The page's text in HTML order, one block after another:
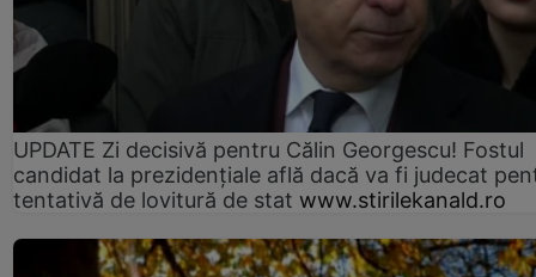
UPDATE Zi decisivă pentru Călin Georgescu! Fostul
candidat la prezidențiale află dacă va fi judecat
tentativă de lovitură de stat www.stirilekanald.ro